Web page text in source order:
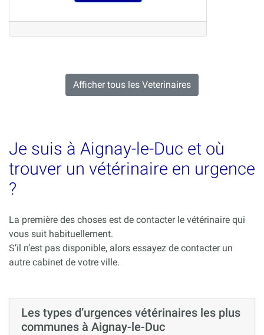
Afficher tous les Veterinaires
Je suis à Aignay-le-Duc et où
trouver un vétérinaire en urgence
?
La première des choses est de contacter le vétérinaire qui
vous suit habituellement.
S’il n’est pas disponible, alors essayez de contacter un
autre cabinet de votre ville.
Les types d’urgences vétérinaires les plus
communes à Aignay-le-Duc